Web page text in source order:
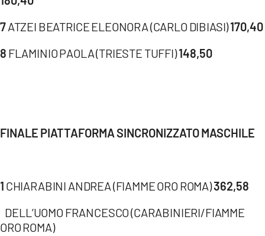
7ATZEI BEATRICE ELEONORA (CARLO DIBIASI)170,40
8 FLAMINIO PAOLA (TRIESTE TUFFI)148,50
FINALE PIATTAFORMA SINCRONIZZATO MASCHILE
1 CHIARABINI ANDREA (FIAMME ORO ROMA)362,58
DELL’UOMO FRANCESCO (CARABINIERI/FIAMME
ORO ROMA)